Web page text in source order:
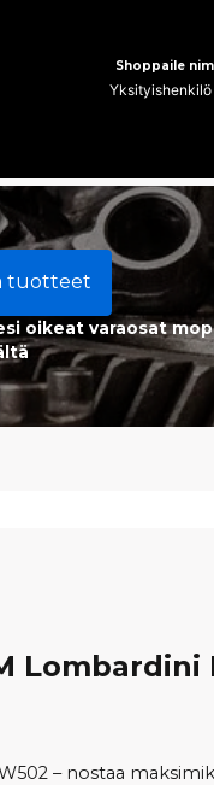
Shoppaile
tuotteet
oikeat varaosat
Lombardini
– nostaa